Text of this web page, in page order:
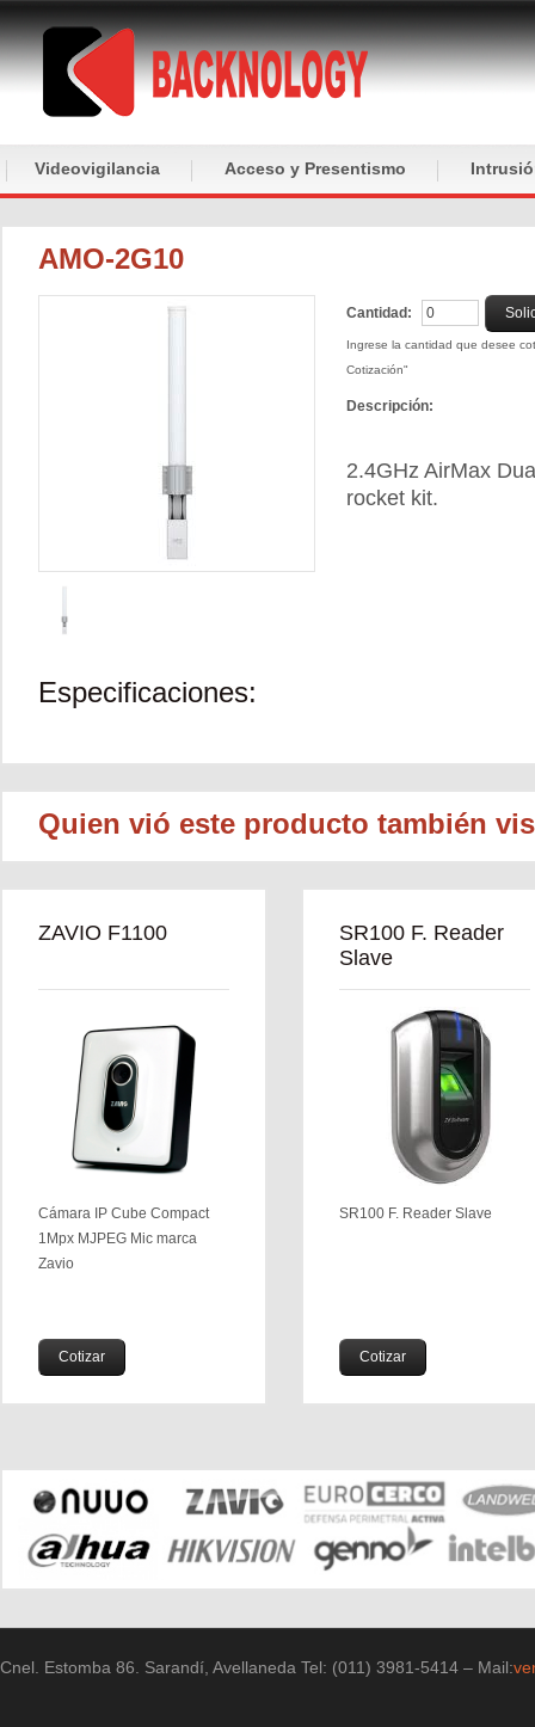
Videovigilancia Acceso y Presentismo
AMO-2G10
Cantidad:
Ingrese la cantidad que desee
Cotización"
Descripción:
2.4GHz AirMax
rocket kit.
Especificaciones:
Quien vió este producto también
ZAVIO F1100
Cámara IP Cube Compact
1Mpx MJPEG Mic marca
Zavio
Cotizar
SR100 F. Reader
Slave
SR100 F. Reader Slave
Cotizar
Cnel. Estomba 86. Sarandí, Avellaneda Tel: (011) 3981-5414 – Mail: